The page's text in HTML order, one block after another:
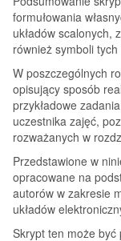
formułowania
układów scalonych,
również symboli
W poszczególnych
opisujący sposób
przykładowe
uczestnika zajęć,
rozważanych w
Przedstawione w
opracowane na
autorów w zakresie
układów
Skrypt ten może